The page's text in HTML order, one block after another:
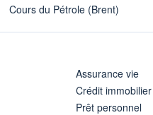
Cours du Pétrole (Brent)
Assurance vie
Crédit immobilier
Prêt personnel